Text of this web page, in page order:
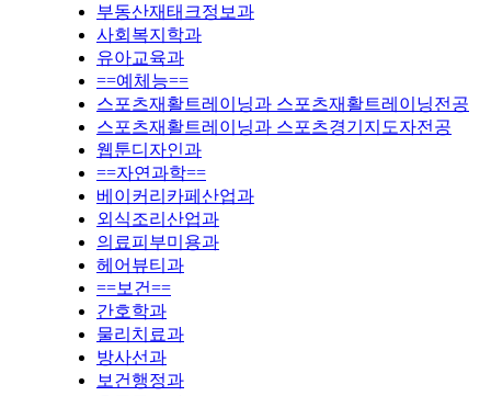
부동산재태크정보과
사회복지학과
유아교육과
==예체능==
스포츠재활트레이닝과 스포츠재활트레이닝전공
스포츠재활트레이닝과 스포츠경기지도자전공
웹툰디자인과
==자연과학==
베이커리카페산업과
외식조리산업과
의료피부미용과
헤어뷰티과
==보건==
간호학과
물리치료과
방사선과
보건행정과